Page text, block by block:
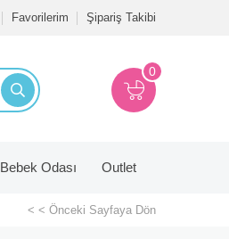
Favorilerim Şipariş Takibi
0
Bebek Odası Outlet
< < Önceki Sayfaya Dön